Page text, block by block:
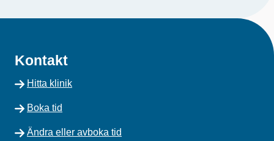
Kontakt
Hitta klinik
Boka tid
Ändra eller avboka tid